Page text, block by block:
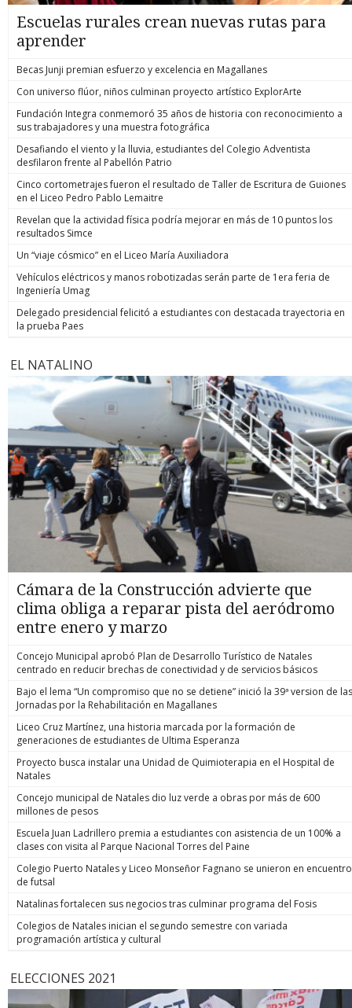
Escuelas rurales crean nuevas rutas para
aprender
Becas Junji premian esfuerzo y excelencia en Magallanes
Con universo flúor, niños culminan proyecto artístico ExplorArte
Fundación Integra conmemoró 35 años de historia con reconocimiento a
sus trabajadores y una muestra fotográfica
Desafiando el viento y la lluvia, estudiantes del Colegio Adventista
desfilaron frente al Pabellón Patrio
Cinco cortometrajes fueron el resultado de Taller de Escritura de Guiones
en el Liceo Pedro Pablo Lemaitre
Revelan que la actividad física podría mejorar en más de 10 puntos los
resultados Simce
Un “viaje cósmico” en el Liceo María Auxiliadora
Vehículos eléctricos y manos robotizadas serán parte de 1era feria de
Ingeniería Umag
Delegado presidencial felicitó a estudiantes con destacada trayectoria en
la prueba Paes
EL NATALINO
Cámara de la Construcción advierte que
clima obliga a reparar pista del aeródromo
entre enero y marzo
Concejo Municipal aprobó Plan de Desarrollo Turístico de Natales
centrado en reducir brechas de conectividad y de servicios básicos
Bajo el lema “Un compromiso que no se detiene” inició la 39ª version de las
Jornadas por la Rehabilitación en Magallanes
Liceo Cruz Martínez, una historia marcada por la formación de
generaciones de estudiantes de Ultima Esperanza
Proyecto busca instalar una Unidad de Quimioterapia en el Hospital de
Natales
Concejo municipal de Natales dio luz verde a obras por más de 600
millones de pesos
Escuela Juan Ladrillero premia a estudiantes con asistencia de un 100% a
clases con visita al Parque Nacional Torres del Paine
Colegio Puerto Natales y Liceo Monseñor Fagnano se unieron en encuentro
de futsal
Natalinas fortalecen sus negocios tras culminar programa del Fosis
Colegios de Natales inician el segundo semestre con variada
programación artística y cultural
ELECCIONES 2021